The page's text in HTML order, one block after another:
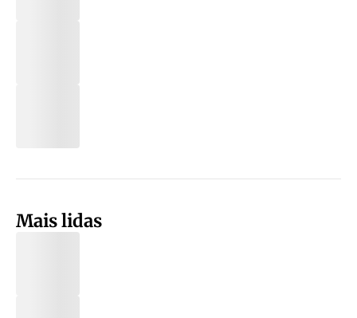
Mais lidas